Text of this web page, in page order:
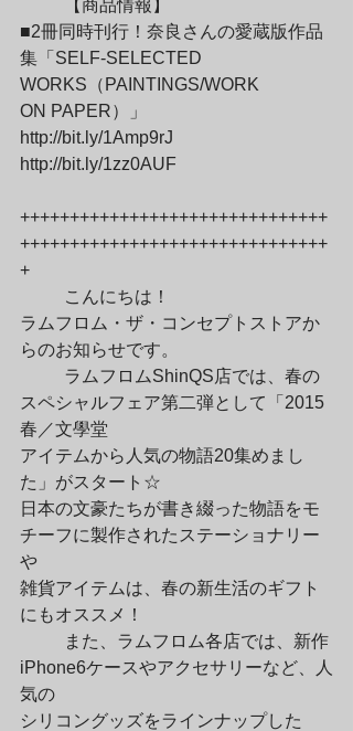
■2冊同時刊行！奈良さんの愛蔵版作品
集「SELF-SELECTED
WORKS（PAINTINGS/WORK
ON PAPER）」
http://bit.ly/1Amp9rJ
http://bit.ly/1zz0AUF
+++++++++++++++++++++++++++++++
+++++++++++++++++++++++++++++++
+
ラムフロム・ザ・コンセプトストアか
らのお知らせです。
スペシャルフェア第二弾として「2015
春／文學堂
アイテムから人気の物語20集めまし
た」がスタート☆
日本の文豪たちが書き綴った物語をモ
チーフに製作されたステーショナリー
や
雑貨アイテムは、春の新生活のギフト
にもオススメ！
iPhone6ケースやアクセサリーなど、人
気の
シリコングッズをラインナップした